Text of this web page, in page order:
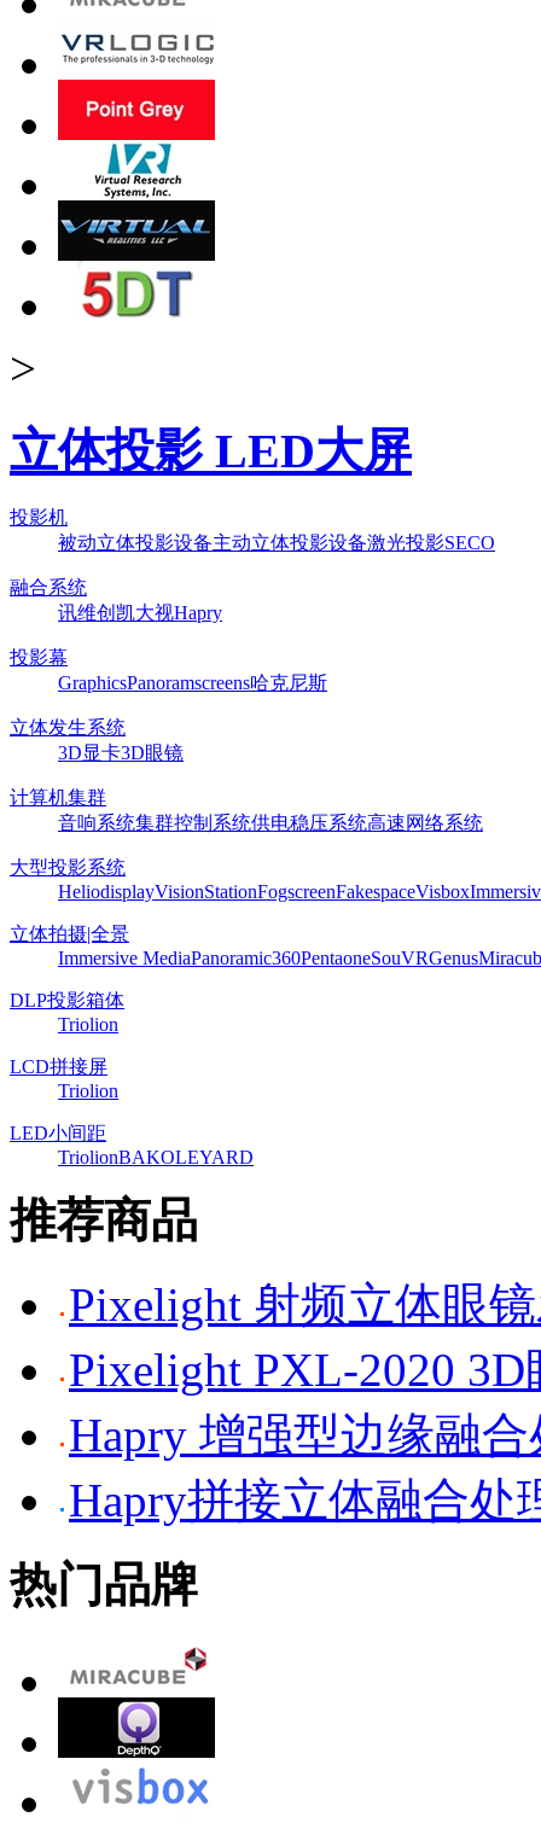
>
立体投影 LED大屏
投影机
被动立体投影设备主动立体投影设备激光投影SECO
融合系统
讯维创凯大视Hapry
投影幕
GraphicsPanoramscreens哈克尼斯
立体发生系统
3D显卡3D眼镜
计算机集群
音响系统集群控制系统供电稳压系统高速网络系统
大型投影系统
HeliodisplayVisionStationFogscreenFakespaceVisbox
立体拍摄|全景
Immersive MediaPanoramic360PentaoneSouVRGenus
DLP投影箱体
Triolion
LCD拼接屏
Triolion
LED小间距
TriolionBAKOLEYARD
推荐商品
Pixelight 射频立体眼
Pixelight PXL-2020 3D
Hapry 增强型边缘融
Hapry拼接立体融合处
热门品牌